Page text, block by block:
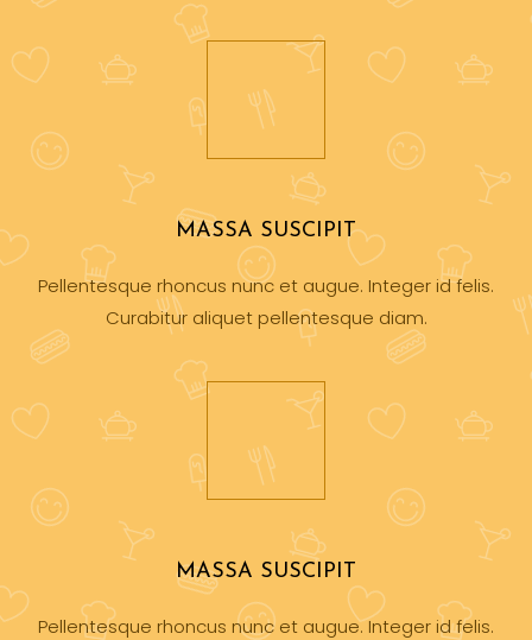
MASSA SUSCIPIT
Pellentesque rhoncus nunc et augue. Integer id felis.
Curabitur aliquet pellentesque diam.
MASSA SUSCIPIT
Pellentesque rhoncus nunc et augue. Integer id felis.